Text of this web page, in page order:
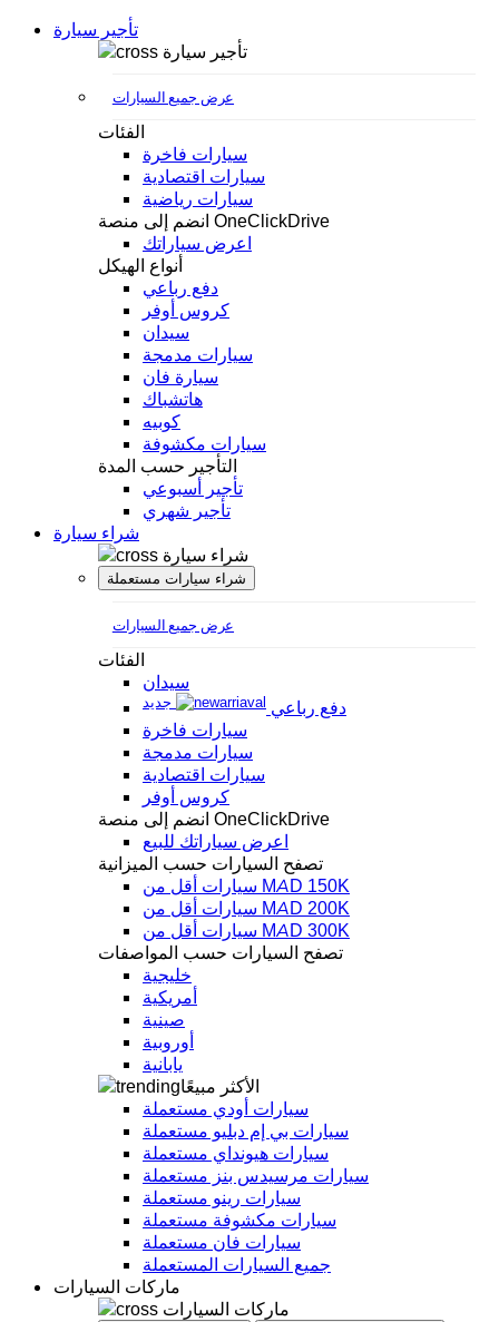
تأجير سيارة
تأجير سيارة
عرض جميع السيارات
الفئات
سيارات فاخرة
سيارات اقتصادية
سيارات رياضية
انضم إلى منصة OneClickDrive
اعرض سياراتك
أنواع الهيكل
دفع رباعي
كروس أوفر
سيدان
سيارات مدمجة
سيارة فان
هاتشباك
كوبيه
سيارات مكشوفة
التأجير حسب المدة
تأجير أسبوعي
تأجير شهري
شراء سيارة
شراء سيارة
شراء سيارات مستعملة
عرض جميع السيارات
الفئات
سيدان
دفع رباعي
جديد
سيارات فاخرة
سيارات مدمجة
سيارات اقتصادية
كروس أوفر
انضم إلى منصة OneClickDrive
اعرض سياراتك للبيع
تصفح السيارات حسب الميزانية
سيارات أقل من MAD 150K
سيارات أقل من MAD 200K
سيارات أقل من MAD 300K
تصفح السيارات حسب المواصفات
خليجية
أمريكية
صينية
أوروبية
يابانية
الأكثر مبيعًا
سيارات أودي مستعملة
سيارات بي إم دبليو مستعملة
سيارات هيونداي مستعملة
سيارات مرسيدس بنز مستعملة
سيارات رينو مستعملة
سيارات مكشوفة مستعملة
سيارات فان مستعملة
جميع السيارات المستعملة
ماركات السيارات
ماركات السيارات